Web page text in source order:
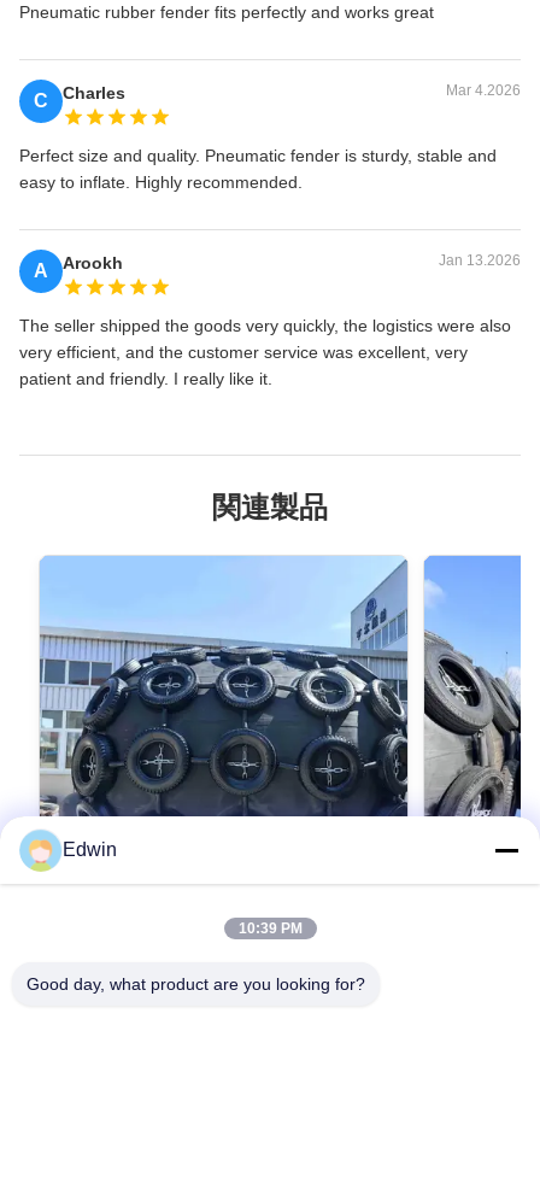
Pneumatic rubber fender fits perfectly and works great
C Charles Mar 4.2026
Perfect size and quality. Pneumatic fender is sturdy, stable and
easy to inflate. Highly recommended.
A Arookh Jan 13.2026
The seller shipped the goods very quickly, the logistics were also
very efficient, and the customer service was excellent, very
patient and friendly. I really like it.
関連製品
調整可能なサイズ 0.3-4.8M 50kpa &
Edwin
10:39 PM
Good day, what product are you looking for?